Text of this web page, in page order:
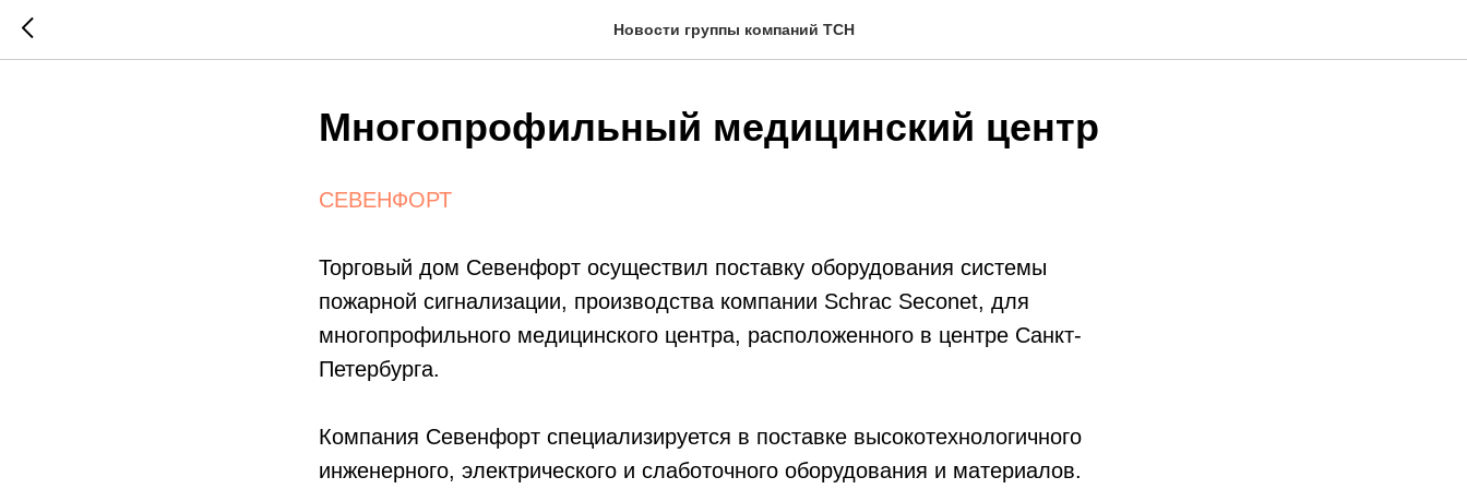
Новости группы компаний ТСН
Многопрофильный медицинский центр
СЕВЕНФОРТ
Торговый дом Севенфорт осуществил поставку оборудования системы
пожарной сигнализации, производства компании Schrac Seconet, для
многопрофильного медицинского центра, расположенного в центре Санкт-
Петербурга.
Компания Севенфорт специализируется в поставке высокотехнологичного
инженерного, электрического и слаботочного оборудования и материалов.